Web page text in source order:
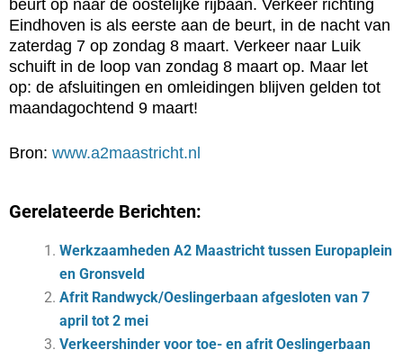
beurt op naar de oostelijke rijbaan. Verkeer richting
Eindhoven is als eerste aan de beurt, in de nacht van
zaterdag 7 op zondag 8 maart. Verkeer naar Luik
schuift in de loop van zondag 8 maart op. Maar let
op: de afsluitingen en omleidingen blijven gelden tot
maandagochtend 9 maart!
Bron: www.a2maastricht.nl
Gerelateerde Berichten:
Werkzaamheden A2 Maastricht tussen Europaplein
en Gronsveld
Afrit Randwyck/Oeslingerbaan afgesloten van 7
april tot 2 mei
Verkeershinder voor toe- en afrit Oeslingerbaan